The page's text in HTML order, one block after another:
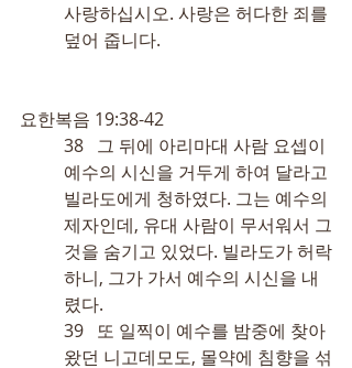
사랑하십시오. 사랑은 허다한 죄를
덮어 줍니다.
요한복음 19:38-42
38   그 뒤에 아리마대 사람 요셉이
예수의 시신을 거두게 하여 달라고
빌라도에게 청하였다. 그는 예수의
제자인데, 유대 사람이 무서워서 그
것을 숨기고 있었다. 빌라도가 허락
하니, 그가 가서 예수의 시신을 내
렸다.
39   또 일찍이 예수를 밤중에 찾아
왔던 니고데모도, 몰약에 침향을 섞